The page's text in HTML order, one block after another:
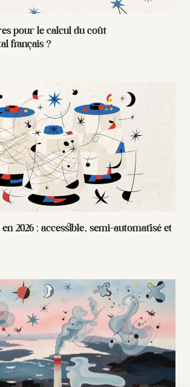
pour le calcul du coût
français ?
2026 : accessible, semi-automatisé et